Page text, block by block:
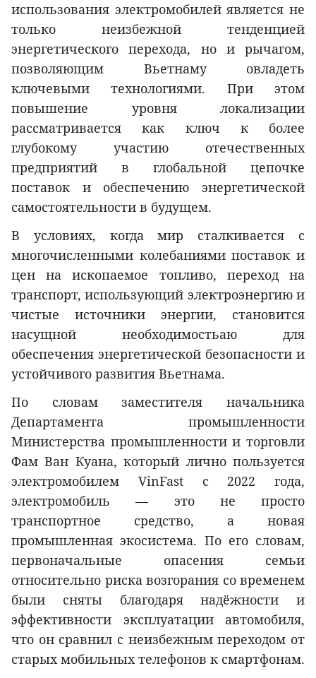
использования электромобилей является не
только неизбежной тенденцией
энергетического перехода, но и рычагом,
позволяющим Вьетнаму овладеть
ключевыми технологиями. При этом
повышение уровня локализации
рассматривается как ключ к более
глубокому участию отечественных
предприятий в глобальной цепочке
поставок и обеспечению энергетической
самостоятельности в будущем.
В условиях, когда мир сталкивается с
многочисленными колебаниями поставок и
цен на ископаемое топливо, переход на
транспорт, использующий электроэнергию и
чистые источники энергии, становится
насущной необходимостьaю для
обеспечения энергетической безопасности и
устойчивого развития Вьетнама.
По словам заместителя начальника
Департамента промышленности
Министерства промышленности и торговли
Фам Ван Куана, который лично пользуется
электромобилем VinFast с 2022 года,
электромобиль — это не просто
транспортное средство, а новая
промышленная экосистема. По его словам,
первоначальные опасения семьи
относительно риска возгорания со временем
были сняты благодаря надёжности и
эффективности эксплуатации автомобиля,
что он сравнил с неизбежным переходом от
старых мобильных телефонов к смартфонам.